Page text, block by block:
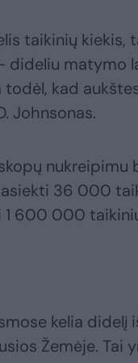
taikinių kiekis,
matymo
kad
Johnsonas.
36 000
1 600 000
kelia didelį
Žemėje. Tai